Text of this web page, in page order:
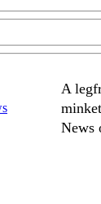
A
News